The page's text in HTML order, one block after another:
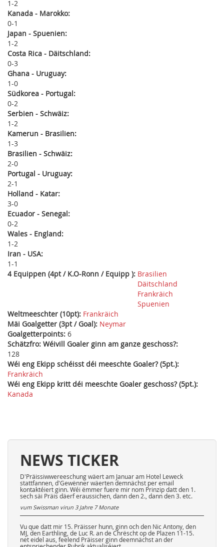
1 2
Kanada - Marokko:
0 1
Japan - Spuenien:
1 2
Costa Rica - Däitschland:
0 3
Ghana - Uruguay:
1 0
Südkorea - Portugal:
0 2
Serbien - Schwäiz:
1 2
Kamerun - Brasilien:
1 3
Brasilien - Schwäiz:
2 0
Portugal - Uruguay:
2 1
Holland - Katar:
3 0
Ecuador - Senegal:
0 2
Wales - England:
1 2
Iran - USA:
1 1
4 Equippen (4pt / K.O-Ronn / Equipp ): Brasilien
Däitschland
Frankräich
Spuenien
Weltmeeschter (10pt): Frankräich
Mäi Goalgetter (3pt / Goal): Neymar
Goalgetterpoints: 6
Schätzfro: Wéivill Goaler ginn am ganze geschoss?:
128
Wéi eng Ekipp schéisst déi meeschte Goaler? (5pt.):
Frankräich
Wéi eng Ekipp kritt déi meeschte Goaler geschoss? (5pt.):
Kanada
NEWS TICKER
D'Präissiwwereeschung wäert am Januar am Hotel Leweck
stattfannen, d'Gewënner wäerten demnächst per email
kontaktéiert ginn. Wéi ëmmer fuere mir nom Prinzip datt den 1.
sech säi Präis däerf eraussichen, dann den 2., dann den 3. etc.
vum Swissman virun 3 Jahre 7 Monate
Vu que datt mir 15. Präisser hunn, ginn och den Nic Antony, den
MJ, den Earthling, de Luc R. an de Chrëscht op de Plazen 11-15.
net eidel aus, feelend Präisser ginn deemnächst an der